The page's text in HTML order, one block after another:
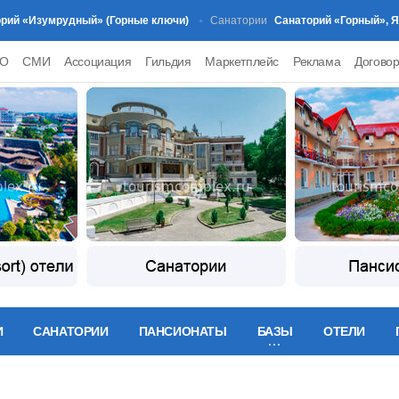
(Горные ключи) Санатории Санаторий «Горный», Ялта
СМИ Ассоциация Гильдия Маркетплейс Реклама Договор
САНАТОРИИ ПАНСИОНАТЫ БАЗЫ ОТЕЛИ